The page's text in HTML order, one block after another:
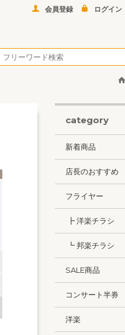
会員登録 ログイン
category
新着商品
店長のおすすめ
フライヤー
┣ 洋楽チラシ
┗ 邦楽チラシ
SALE商品
コンサート半券
洋楽